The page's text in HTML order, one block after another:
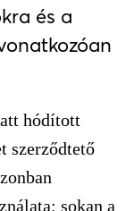
és a
hódított
szerződtető
sokan a